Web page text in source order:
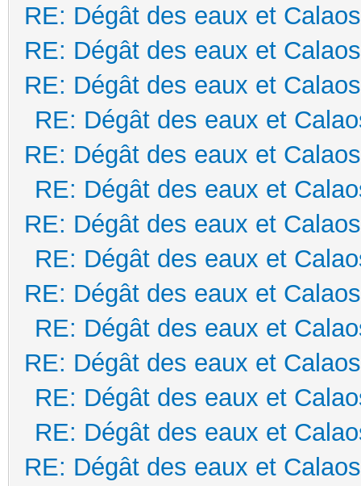
RE: Dégât des eaux et Calaos
RE: Dégât des eaux et Calaos
RE: Dégât des eaux et Calaos
RE: Dégât des eaux et
RE: Dégât des eaux et Calaos
RE: Dégât des eaux et
RE: Dégât des eaux et Calaos
RE: Dégât des eaux et
RE: Dégât des eaux et Calaos
RE: Dégât des eaux et
RE: Dégât des eaux et Calaos
RE: Dégât des eaux et
RE: Dégât des eaux et
RE: Dégât des eaux et Calaos